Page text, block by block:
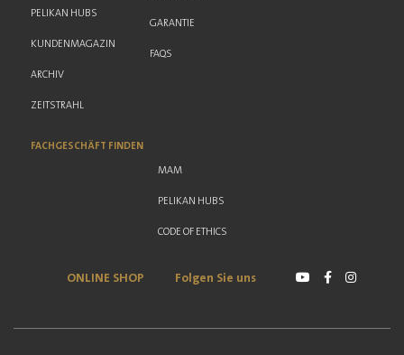
PELIKAN HUBS
KUNDENMAGAZIN
ARCHIV
ZEITSTRAHL
GARANTIE
FAQS
FACHGESCHÄFT FINDEN
MAM
PELIKAN HUBS
CODE OF ETHICS
ONLINE SHOP Folgen Sie uns